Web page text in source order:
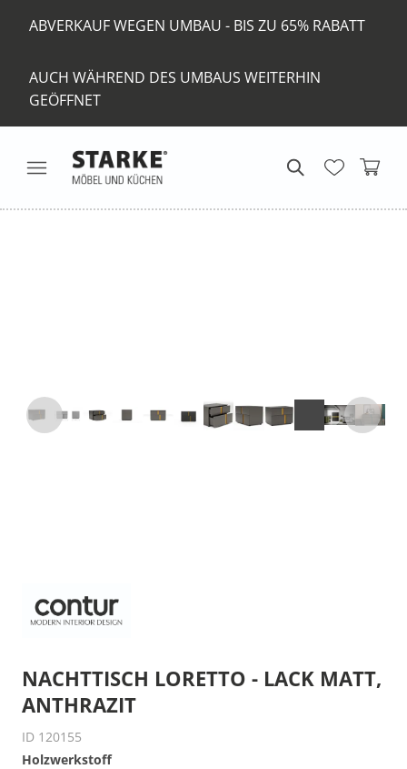
ABVERKAUF WEGEN UMBAU - BIS ZU 65% RABATT
AUCH WÄHREND DES UMBAUS WEITERHIN
GEÖFFNET
NACHTTISCH LORETTO - LACK MATT,
ANTHRAZIT
ID 120155
Holzwerkstoff